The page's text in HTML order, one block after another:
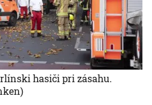
hasiči pri zásahu.